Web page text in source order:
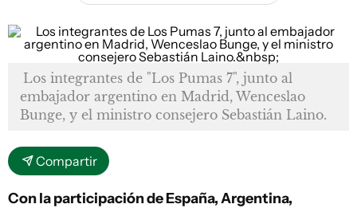
Los integrantes de "Los Pumas 7", junto al
embajador argentino en Madrid, Wenceslao
Bunge, y el ministro consejero Sebastián Laino.
Compartir
Con la participación de España, Argentina,